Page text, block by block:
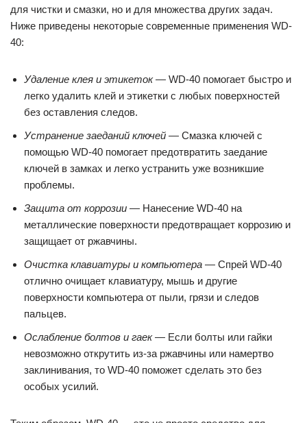
для чистки и смазки, но и для множества других задач.
Ниже приведены некоторые современные применения WD-
40:
Удаление клея и этикеток— WD-40 помогает быстро и
легко удалить клей и этикетки с любых поверхностей
без оставления следов.
Устранение заеданий ключей — Смазка ключей с
помощью WD-40 помогает предотвратить заедание
ключей в замках и легко устранить уже возникшие
проблемы.
Защита от коррозии — Нанесение WD-40 на
металлические поверхности предотвращает коррозию и
защищает от ржавчины.
Очистка клавиатуры и компьютера — Спрей WD-40
отлично очищает клавиатуру, мышь и другие
поверхности компьютера от пыли, грязи и следов
пальцев.
Ослабление болтов и гаек— Если болты или гайки
невозможно открутить из-за ржавчины или намертво
заклинивания, то WD-40 поможет сделать это без
особых усилий.